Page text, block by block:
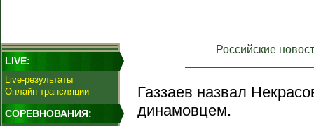
LIVE:
Live-результаты
Онлайн трансляции
СОРЕВНОВАНИЯ:
Российские
Газзаев назвал
динамовцем.